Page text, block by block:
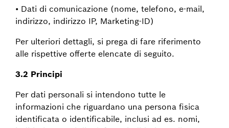
• Dati di comunicazione (nome, telefono, e-mail,
indirizzo, indirizzo IP, Marketing-ID)
Per ulteriori dettagli, si prega di fare riferimento
alle rispettive offerte elencate di seguito.
3.2 Principi
Per dati personali si intendono tutte le
informazioni che riguardano una persona fisica
identificata o identificabile, inclusi ad es. nomi,